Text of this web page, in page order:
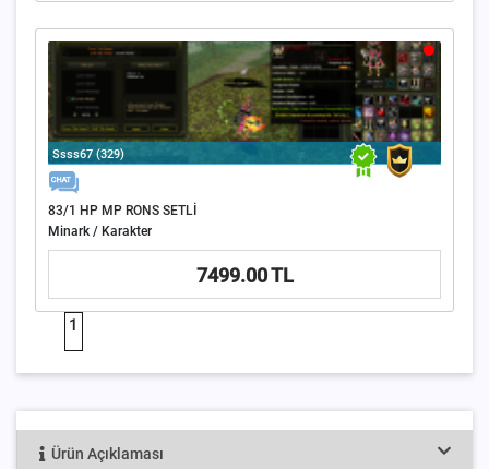
Ssss67 (329)
83/1 HP MP RONS SETLİ
Minark / Karakter
7499.00 TL
1
Ürün Açıklaması